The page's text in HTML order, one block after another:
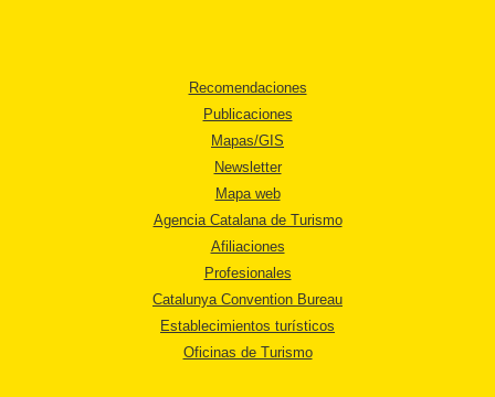
Recomendaciones
Publicaciones
Mapas/GIS
Newsletter
Mapa web
Agencia Catalana de Turismo
Afiliaciones
Profesionales
Catalunya Convention Bureau
Establecimientos turísticos
Oficinas de Turismo